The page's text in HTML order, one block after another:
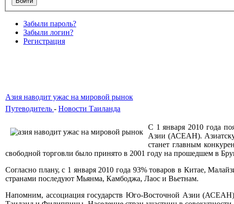
Забыли пароль?
Забыли логин?
Регистрация
Азия наводит ужас на мировой рынок
Путеводитель - Новости Таиланда
С 1 января 2010 года
Азии (АСЕАН).
станет главным
свободной торговли было принято в 2001 году на прошедшем в
Согласно плану, с 1 января 2010 года 93% товаров в Китае,
странами последуют Мьянма, Камбоджа, Лаос и Вьетнам.
Напомним, ассоциация государств Юго-Восточной Азии